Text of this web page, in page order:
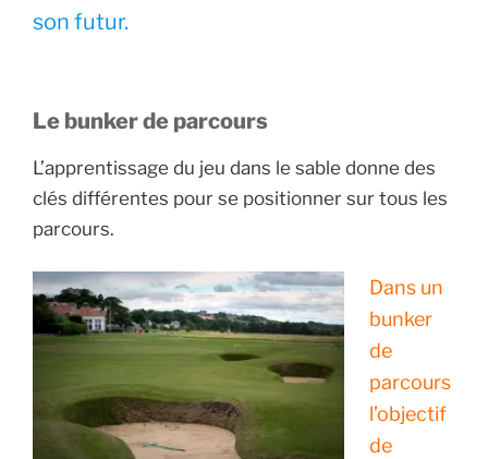
son futur.
Le bunker de parcours
L’apprentissage du jeu dans le sable donne des
clés différentes pour se positionner sur tous les
parcours.
Dans un
bunker
de
parcours
l’objectif
de